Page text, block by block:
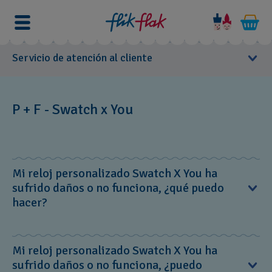
Servicio de atención al cliente
P + F
Colecciones
Preguntas Técnicas
Swatch Pay
P + F - Swatch x You
Mi reloj personalizado Swatch X You ha
sufrido daños o no funciona, ¿qué puedo
hacer?
directamente a un centro de servicio con una copia del
Mi reloj personalizado Swatch X You ha
sufrido daños o no funciona, ¿puedo